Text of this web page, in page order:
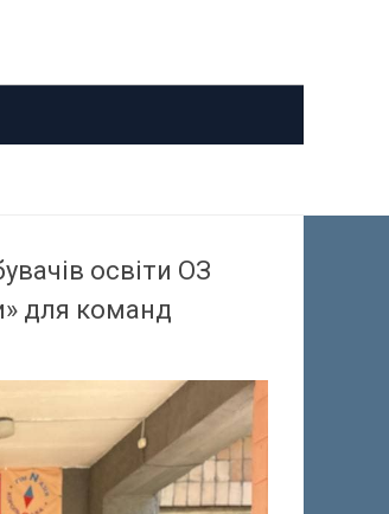
освіти ОЗ
для команд